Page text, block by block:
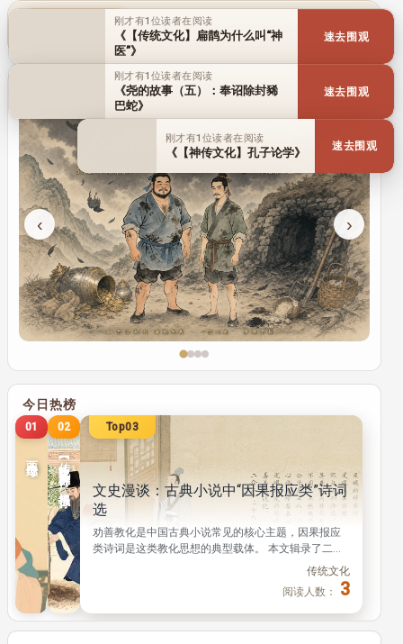
历史人物 百家名理
‹ ›
Top01
两个继母
不少文艺作品里继母都是负面形象，我国历史上却有
两位贤德继母，用仁爱德行对待继子，留下了感人的
佳话。 文章借古喻今，反思了现代家庭教育重名利轻
德育的普遍问题，引人深思。 正文 很多中外虚构故事
中，继母总以负面形象出场。比如童话故事《白雪公
主》里，白雪公主的继母嫉妒她的美貌，一心想除掉
她；唐代笔记小说《酉阳杂俎》中，女主角叶限也经
11
【传统文化】修养德行 福报子孙 文史漫谈：古典小说中“因果报应类”诗词选传统文化
阅
数：
3
刚才有1位读者在阅读
《【传统文化】扁鹊为什么叫“神
医”》
速去围观
刚才有1位读者在阅读
《尧的故事（五）：奉诏除封豨
巴蛇》
速去围观
刚才有1位读者在阅读
《【神传文化】孔子论学》 速去围观